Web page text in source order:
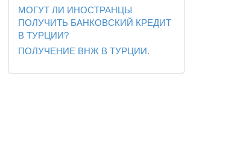
МОГУТ ЛИ ИНОСТРАНЦЫ
ПОЛУЧИТЬ БАНКОВСКИЙ КРЕДИТ
В ТУРЦИИ?
ПОЛУЧЕНИЕ ВНЖ В ТУРЦИИ.